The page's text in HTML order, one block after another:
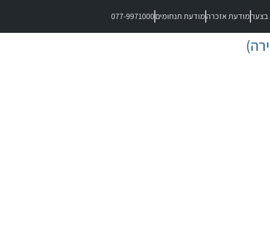
מודעת אזכרהמודעת תנחומים077-9971000